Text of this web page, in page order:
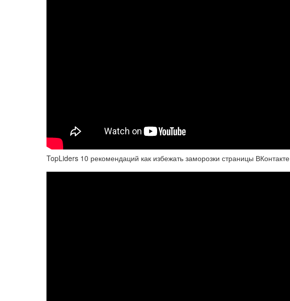
TopLiders 10 рекомендаций как избежать заморозки страницы ВКонтакте